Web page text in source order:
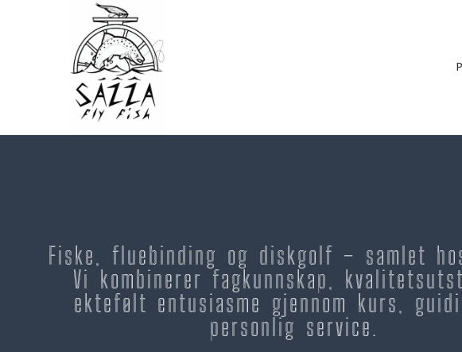
Fiske, fluebinding og diskgolf – samlet hos
Vi kombinerer fagkunnskap,
ektefølt entusiasme gjennom kurs,
personlig service.